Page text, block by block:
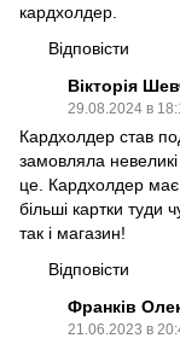
кардхолдер.
Відповісти
Вікторія
29.08.2024 в
Кардхолдер став
замовляла
це. Кардхолдер має
більші картки туди
так і магазин!
Відповісти
Франків
21.06.2023 в